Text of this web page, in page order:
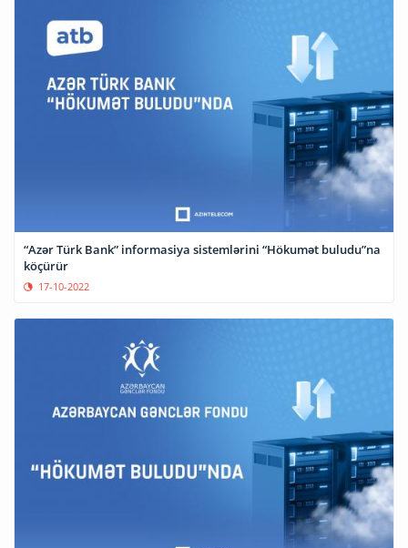
“Azər Türk Bank” informasiya sistemlərini “Hökumət buludu”na
köçürür
17-10-2022